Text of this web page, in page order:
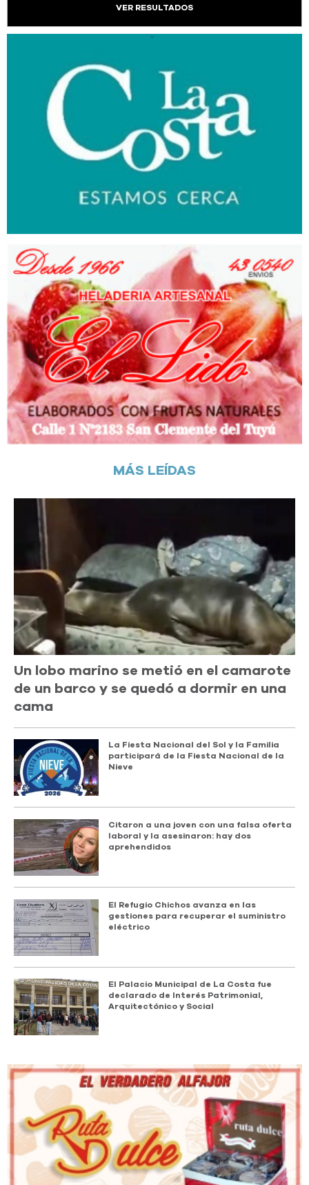
VER RESULTADOS
MÁS LEÍDAS
Un lobo marino se metió en el camarote
de un barco y se quedó a dormir en una
cama
La Fiesta Nacional del Sol y la Familia
participará de la Fiesta Nacional de la
Nieve
Citaron a una joven con una falsa oferta
laboral y la asesinaron: hay dos
aprehendidos
El Refugio Chichos avanza en las
gestiones para recuperar el suministro
eléctrico
El Palacio Municipal de La Costa fue
declarado de Interés Patrimonial,
Arquitectónico y Social